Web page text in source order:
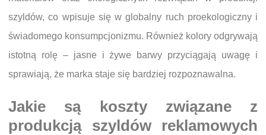
szyldów, co wpisuje się w globalny ruch proekologiczny i
świadomego konsumpcjonizmu. Również kolory odgrywają
istotną rolę – jasne i żywe barwy przyciągają uwagę i
sprawiają, że marka staje się bardziej rozpoznawalna.
Jakie są koszty związane z
produkcją szyldów reklamowych